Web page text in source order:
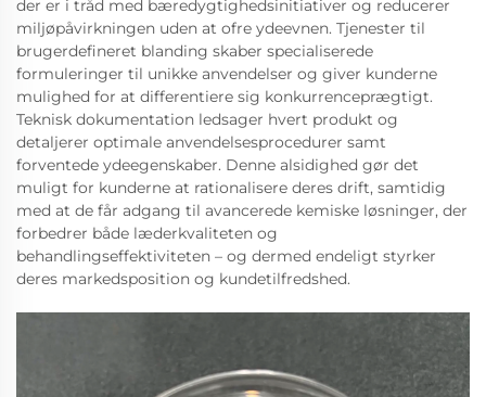
der er i tråd med bæredygtighedsinitiativer og reducerer
miljøpåvirkningen uden at ofre ydeevnen. Tjenester til
brugerdefineret blanding skaber specialiserede
formuleringer til unikke anvendelser og giver kunderne
mulighed for at differentiere sig konkurrenceprægtigt.
Teknisk dokumentation ledsager hvert produkt og
detaljerer optimale anvendelsesprocedurer samt
forventede ydeegenskaber. Denne alsidighed gør det
muligt for kunderne at rationalisere deres drift, samtidig
med at de får adgang til avancerede kemiske løsninger, der
forbedrer både læderkvaliteten og
behandlingseffektiviteten – og dermed endeligt styrker
deres markedsposition og kundetilfredshed.